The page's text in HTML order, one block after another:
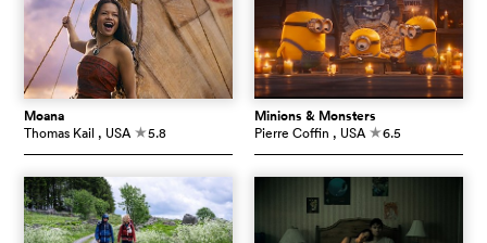
Moana
Thomas Kail , USA c5.8
Minions & Monsters
Pierre Coffin , USA c6.5